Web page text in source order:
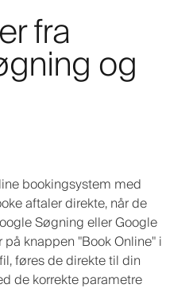
fra
og
bookingsystem med
aftaler direkte, når de
Søgning eller Google
knappen "Book Online" i
føres de direkte til din
de korrekte parametre